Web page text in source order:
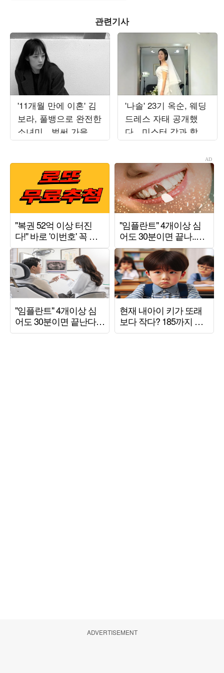
관련기사
'11개월 만에 이혼' 김
보라, 풀뱅으로 완전한
소녀미…벌써 가을 준
비 들어갔나
'나솔' 23기 옥순, 웨딩
드레스 자태 공개했
다…미스터 강과 함께
한 결혼 준비
ADVERTISEMENT